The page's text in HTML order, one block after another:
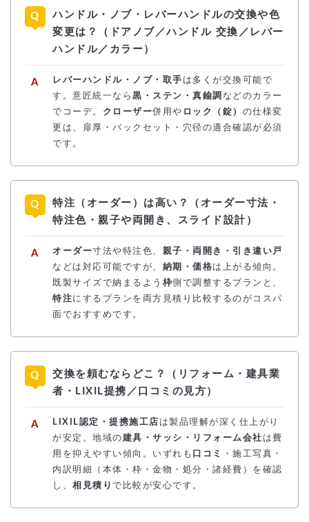
ハンドル・ノブ・レバーハンドルの交換や色
変更は？（ドアノブ／ハンドル 交換／レバー
ハンドル／カラー）
レバーハンドル・ノブ・取手 は多くが交換可能で
す。意匠統一なら 黒・ステン・真鍮調 などのカラー
でコーデ。
クローザー併用や ロック（錠） の仕様変
更は、扉厚・バックセット・穴径の適合確認が必須
です。
特注（オーダー）は高い？（オーダー寸法・
特注色・親子や両開き、スライド設計）
オーダー寸法や特注色、 親子・両開き・引き違い戸
などは対応可能ですが、 納期・価格は上がる傾向。
既製サイズで納まるよう 枠側で調整するプランと、
特注にするプランを両方見積り比較するのがコスパ
面でおすすめです。
交換を頼むならどこ？（リフォーム・建具業
者・LIXIL提携／口コミの見方）
LIXIL認定・提携施工店 は製品理解が深く仕上がり
が安定。地域の建具・サッシ・リフォーム会社 は費
用を抑えやすい傾向。いずれも 口コミ
・施工写真・
内訳明細（本体・枠・金物・処分・諸経費）を確認
し、 相見積り で比較が安心です。